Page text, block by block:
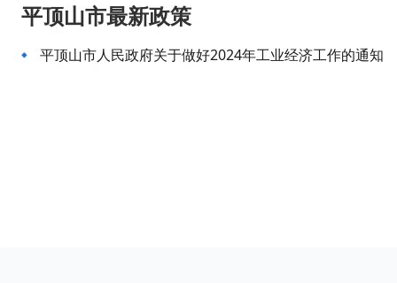
平顶山市最新政策
平顶山市人民政府关于做好2024年工业经济工作的通知